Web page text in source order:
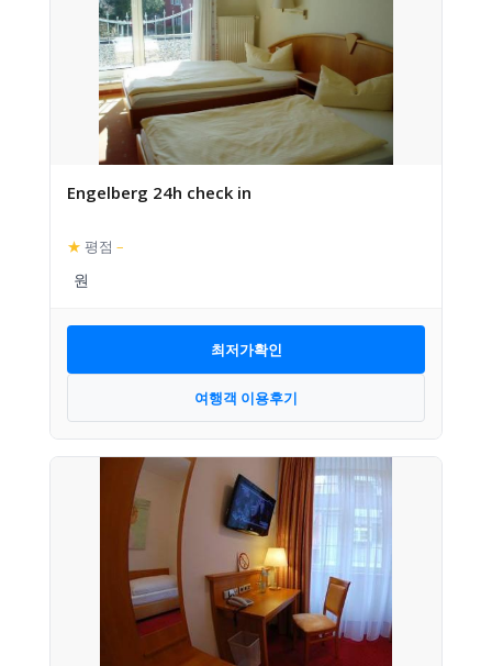
Engelberg 24h check in
★ 평점 –
최저가확인
여행객 이용후기